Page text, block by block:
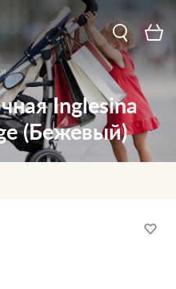
Inglesina
(Бежевый)